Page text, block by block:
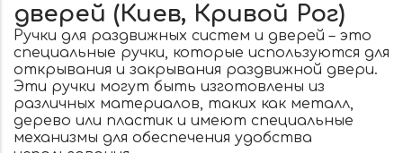
дверей (Киев, Кривой Рог)
Ручки для раздвижных систем и дверей – это
специальные ручки, которые используются для
открывания и закрывания раздвижной двери.
Эти ручки могут быть изготовлены из
различных материалов, таких как металл,
дерево или пластик и имеют специальные
механизмы для обеспечения удобства